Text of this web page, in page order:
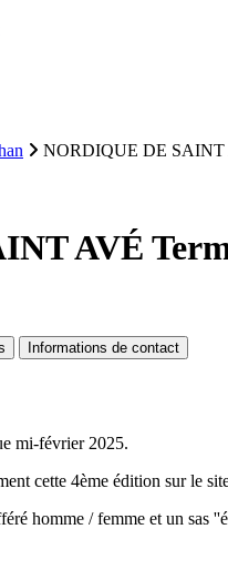
NORDIQUE DE SAINT
AVÉ
Informations de contact
mi-février 2025.
cette 4ème édition sur le
homme / femme et un sas